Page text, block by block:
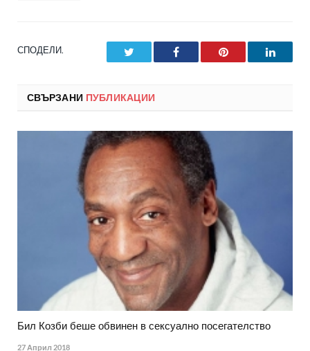
СПОДЕЛИ. Facebook Pinterest
СВЪРЗАНИ ПУБЛИКАЦИИ
Бил Козби беше обвинен в сексуално посегателство
27 Април 2018